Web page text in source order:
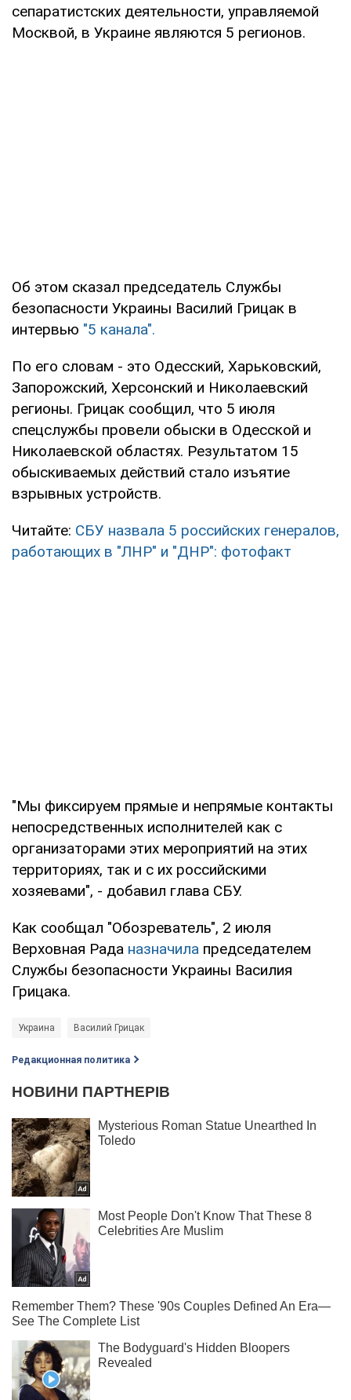
сепаратистских деятельности, управляемой
Москвой, в Украине являются 5 регионов.
Об этом сказал председатель Службы
безопасности Украины Василий Грицак в
интервью "5 канала".
По его словам - это Одесский, Харьковский,
Запорожский, Херсонский и Николаевский
регионы. Грицак сообщил, что 5 июля
спецслужбы провели обыски в Одесской и
Николаевской областях. Результатом 15
обыскиваемых действий стало изъятие
взрывных устройств.
Читайте: СБУ назвала 5 российских генералов,
работающих в "ЛНР" и "ДНР": фотофакт
"Мы фиксируем прямые и непрямые контакты
непосредственных исполнителей как с
организаторами этих мероприятий на этих
территориях, так и с их российскими
хозяевами", - добавил глава СБУ.
Как сообщал "Обозреватель", 2 июля
Верховная Рада назначила председателем
Службы безопасности Украины Василия
Грицака.
Украина Василий Грицак
Редакционная политика